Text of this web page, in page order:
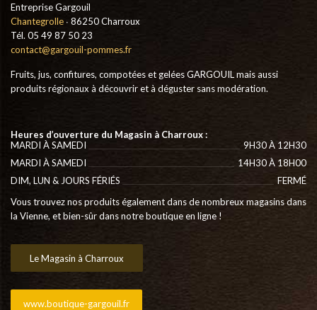
Entreprise Gargouil
Chantegrolle ∙ 86250 Charroux
Tél. 05 49 87 50 23
contact@gargouil-pommes.fr
Fruits, jus, confitures, compotées et gelées GARGOUIL mais aussi
produits régionaux à découvrir et à déguster sans modération.
Heures d’ouverture du Magasin à Charroux :
MARDI À SAMEDI
9H30 À 12H30
MARDI À SAMEDI
14H30 À 18H00
DIM, LUN & JOURS FÉRIÉS
FERMÉ
Vous trouvez nos produits également dans de nombreux magasins dans
la Vienne, et bien-sûr dans notre boutique en ligne !
Le Magasin à Charroux
www.boutique-gargouil.fr